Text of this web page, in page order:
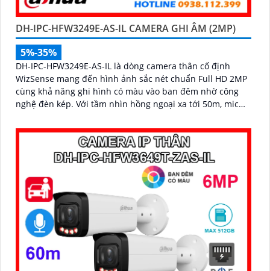
DH-IPC-HFW3249E-AS-IL CAMERA GHI ÂM (2MP)
5%-35%
DH-IPC-HFW3249E-AS-IL là dòng camera thân cố định
WizSense mang đến hình ảnh sắc nét chuẩn Full HD 2MP
cùng khả năng ghi hình có màu vào ban đêm nhờ công
nghệ đèn kép. Với tầm nhìn hồng ngoại xa tới 50m, mic
người và xe giúp giám sát hiệu quả và giảm thiểu cảnh
báo giả, hỗ trợ khe thẻ nhớ lên đến 512GB, chuẩn chống
nước IP67 giá rẻ